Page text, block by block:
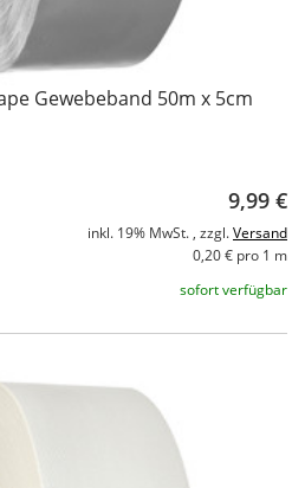
Gewebeband 50m x 5cm
9,99 €
inkl. 19% MwSt. , zzgl. Versand
0,20 € pro 1 m
sofort verfügbar